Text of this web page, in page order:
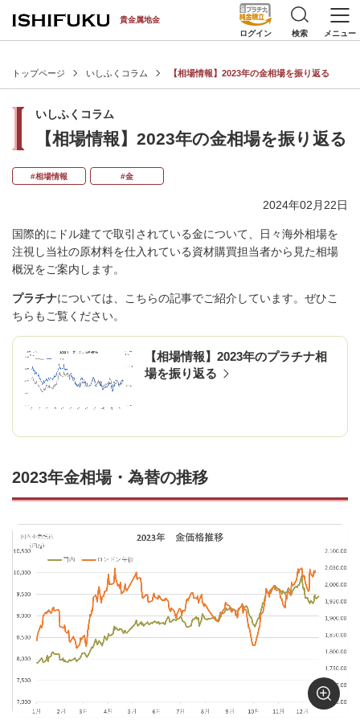
[an error occurred while processing this directive]
貴金属地金
ログイン
検索 メニュー
トップページ いしふくコラム 【相場情報】2023年の金相場を振り返る
いしふくコラム
【相場情報】2023年の金相場を振り返る
#相場情報 #金
2024年02月22日
国際的にドル建てで取引されている金について、日々海外相場を
注視し当社の原材料を仕入れている資材購買担当者から見た相場
概況をご案内します。
プラチナについては、こちらの記事でご紹介しています。ぜひこ
ちらもご覧ください。
【相場情報】2023年のプラチナ相
場を振り返る
2023年金相場・為替の推移